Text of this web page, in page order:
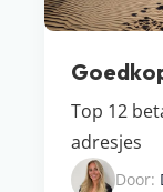
Top 12
adresjes
Door: